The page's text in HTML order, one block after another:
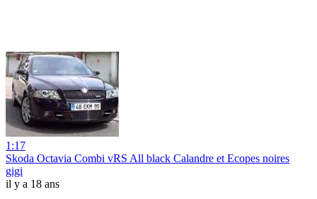
1:17
Skoda Octavia Combi vRS All black Calandre et Ecopes noires
gigi
il y a 18 ans